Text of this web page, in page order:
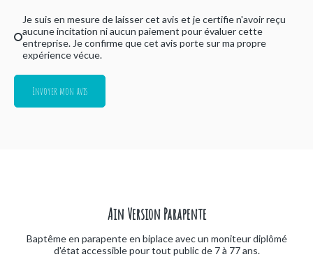
Je suis en mesure de laisser cet avis et je certifie n'avoir reçu
aucune incitation ni aucun paiement pour évaluer cette
entreprise. Je confirme que cet avis porte sur ma propre
expérience vécue.
Envoyer mon avis
Ain Version Parapente
Baptême en parapente en biplace avec un moniteur diplômé
d'état accessible pour tout public de 7 à 77 ans.